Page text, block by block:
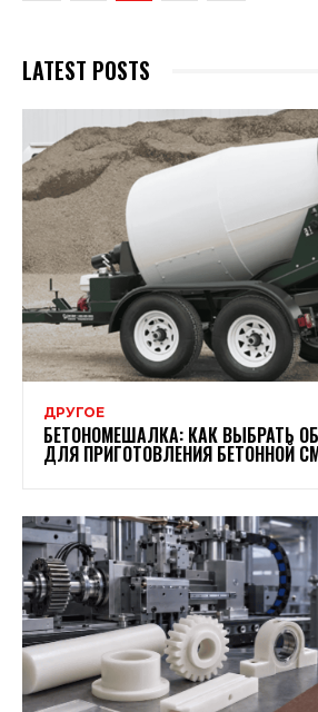
LATEST POSTS
ДРУГОЕ
БЕТОНОМЕШАЛКА: КАК ВЫБРАТЬ
ДЛЯ ПРИГОТОВЛЕНИЯ БЕТОННОЙ